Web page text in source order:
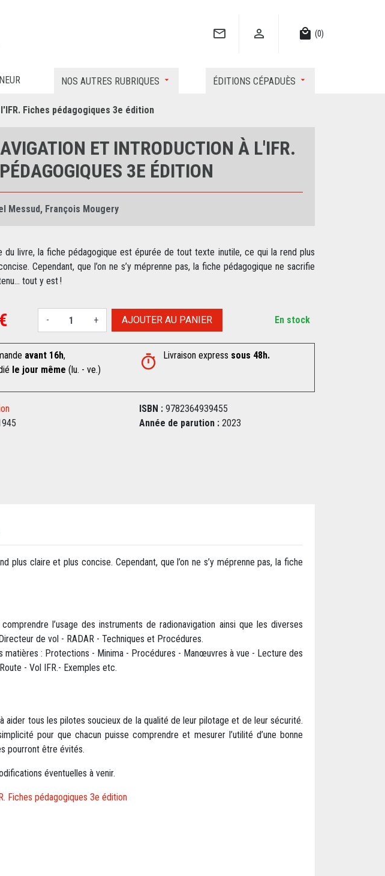
  local_mall (0)
NOS AUTRES RUBRIQUES ÉDITIONS CÉPADUÈS
Fiches pédagogiques 3e édition
ET INTRODUCTION À L'IFR.
3E ÉDITION
Messud, François Mougery
du livre, la fiche pédagogique est épurée de tout texte inutile, ce qui la rend plus
Cependant, que l’on ne s’y méprenne pas, la fiche pédagogique ne sacrifie
tout y est !
- + AJOUTER AU PANIER En stock
avant 16h,
le jour même (lu. - ve.)
Livraison express sous 48h.
ISBN : 9782364939455
Année de parution : 2023
claire et plus concise. Cependant, que l’on ne s’y méprenne pas, la fiche
l’usage des instruments de radionavigation ainsi que les diverses
de vol - RADAR - Techniques et Procédures.
matières : Protections - Minima - Procédures - Manœuvres à vue - Lecture des
- Vol IFR.- Exemples etc.
aider tous les pilotes soucieux de la qualité de leur pilotage et de leur sécurité.
pour que chacun puisse comprendre et mesurer l’utilité d’une bonne
pourront être évités.
éventuelles à venir.
Fiches pédagogiques 3e édition